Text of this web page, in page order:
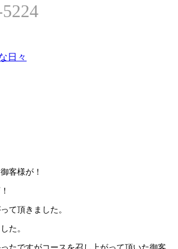
日々
客様が！
て頂きました。
た。